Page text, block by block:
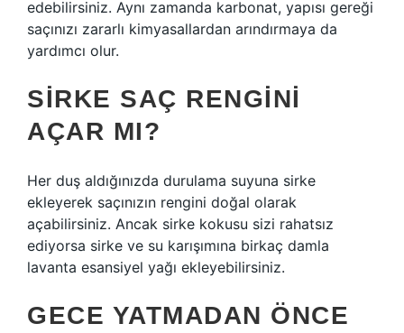
edebilirsiniz. Aynı zamanda karbonat, yapısı gereği
saçınızı zararlı kimyasallardan arındırmaya da
yardımcı olur.
SIRKE SAÇ RENGINI
AÇAR MI?
Her duş aldığınızda durulama suyuna sirke
ekleyerek saçınızın rengini doğal olarak
açabilirsiniz. Ancak sirke kokusu sizi rahatsız
ediyorsa sirke ve su karışımına birkaç damla
lavanta esansiyel yağı ekleyebilirsiniz.
GECE YATMADAN ÖNCE